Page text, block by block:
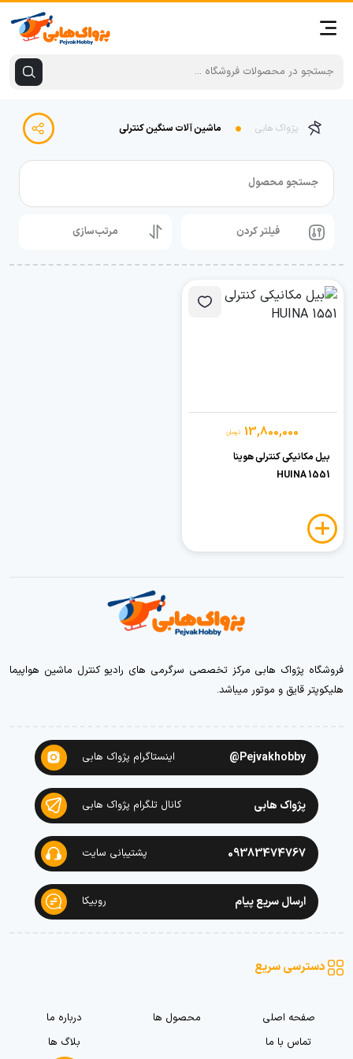
پژواک هابی ماشین آلات سنگین کنترلی
جستجو محصول
فیلتر کردن مرتب‌سازی
13,800,000 تومان
بیل مکانیکی کنترلی هوینا
HUINA 1551
فروشگاه پژواک هابی مرکز تخصصی سرگرمی های رادیو کنترل ماشین هواپیما
هلیکوپتر قایق و موتور میباشد.
Pejvakhobby@ اینستاگرام پژواک هابی
پژواک هابی کانال تلگرام پژواک هابی
09383474767 پشتیبانی سایت
ارسال سریع پیام روبیکا
دسترسی سریع
صفحه اصلی محصول ها
درباره ما
تماس با ما
بلاگ ها